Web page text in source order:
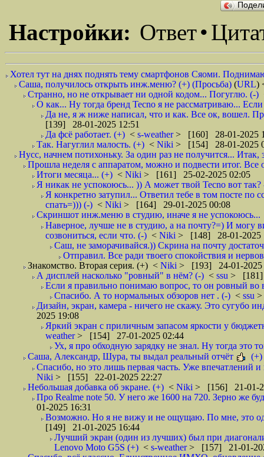
Настройки: Ответ•
Хотел тут на днях поднять тему смартфонов Сяоми.
Саша, получилось открыть инж.меню? (+) (Просьба) (URL)
Странно, но не открывает ни одной кодом... Погуглю. (-)
О как... Ну тогда бренд Tecno я не рассматриваю...
Да не, я ж ниже написал, что и как. Все ок, вошел.
[139] 28-01-2025 12:51
Да фсë работает. (+) < s-weather> [160] 28-01-2025
Так. Нагуглил малость. (+) < Niki > [154] 28-01-2025
Нусс, начнем потихоньку. За один раз не получится... Итак,
Прошла неделя с аппаратом, можно и подвести итог. Все
Итоги месяца... (+) < Niki > [161] 25-02-2025 02:05
Я никак не успокоюсь... )) А может твой Tecno вот
Я конкретно затупил... Ответил тебе в том посте по
спать=))) (-) < Niki > [164] 29-01-2025 00:08
Скриншот инж.меню в студию, иначе я не успокоюсь...
Наверное, лучше не в студию, а на почту?=) И могу
созвониться, если что. (-) < Niki > [148] 28-01-2025
Саш, не заморачивайся.)) Скрина на почту
Отправил. Все ради твоего спокойствия и
Знакомство. Вторая серия. (+) < Niki > [193] 24-01-2025
А дисплей насколько "ровный" в нём? (-) < ssu > [181]
Если я правильно понимаю вопрос, то он ровный
Спасибо. А то нормальных обзоров нет . (-) < ssu
Дизайн, экран, камера - ничего не скажу. Это сугубо
2025 19:08
Яркий экран с приличным запасом яркости у
weather> [154] 27-01-2025 02:44
Ух, я про обходную зарядку не знал. Ну тогда это
Саша, Александр, Шура, ты выдал реальный отчёт
(+)
Спасибо, но это лишь первая часть. Уже впечатлений
Niki > [155] 22-01-2025 22:27
Небольшая добавка об экране. (+) < Niki > [156] 21-01-
Про Realme note 50. У него же 1600 на 720. Зерно же
01-2025 16:31
Возможно. Но я не вижу и не ощущаю. По мне, это
[149] 21-01-2025 16:44
Лучший экран (один из лучших) был при
Lenovo Moto G5S (+) < s-weather> [157] 21-01-